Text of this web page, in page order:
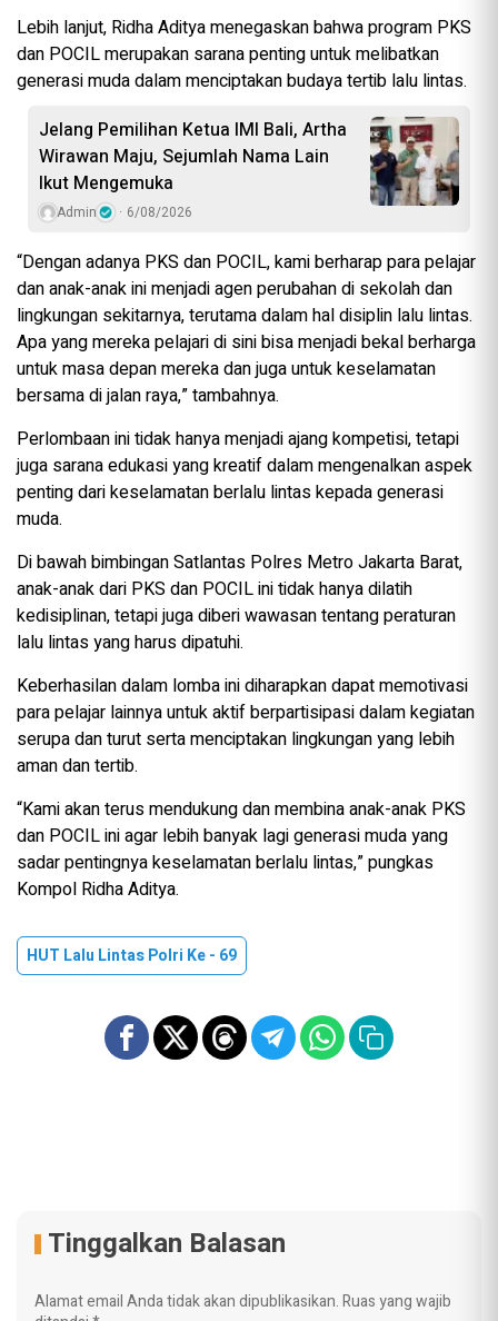
Lebih lanjut, Ridha Aditya menegaskan bahwa program PKS
dan POCIL merupakan sarana penting untuk melibatkan
generasi muda dalam menciptakan budaya tertib lalu lintas.
Jelang Pemilihan Ketua IMI Bali, Artha
Wirawan Maju, Sejumlah Nama Lain
Ikut Mengemuka
Admin 6/08/2026
“Dengan adanya PKS dan POCIL, kami berharap para pelajar
dan anak-anak ini menjadi agen perubahan di sekolah dan
lingkungan sekitarnya, terutama dalam hal disiplin lalu lintas.
Apa yang mereka pelajari di sini bisa menjadi bekal berharga
untuk masa depan mereka dan juga untuk keselamatan
bersama di jalan raya,” tambahnya.
Perlombaan ini tidak hanya menjadi ajang kompetisi, tetapi
juga sarana edukasi yang kreatif dalam mengenalkan aspek
penting dari keselamatan berlalu lintas kepada generasi
muda.
Di bawah bimbingan Satlantas Polres Metro Jakarta Barat,
anak-anak dari PKS dan POCIL ini tidak hanya dilatih
kedisiplinan, tetapi juga diberi wawasan tentang peraturan
lalu lintas yang harus dipatuhi.
Keberhasilan dalam lomba ini diharapkan dapat memotivasi
para pelajar lainnya untuk aktif berpartisipasi dalam kegiatan
serupa dan turut serta menciptakan lingkungan yang lebih
aman dan tertib.
“Kami akan terus mendukung dan membina anak-anak PKS
dan POCIL ini agar lebih banyak lagi generasi muda yang
sadar pentingnya keselamatan berlalu lintas,” pungkas
Kompol Ridha Aditya.
HUT Lalu Lintas Polri Ke - 69
Tinggalkan Balasan
Alamat email Anda tidak akan dipublikasikan.Ruas yang wajib